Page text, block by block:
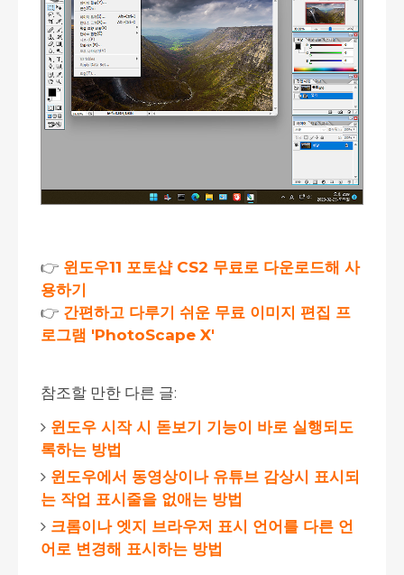
👉 윈도우11 포토샵 CS2 무료로 다운로드해 사
용하기
👉 간편하고 다루기 쉬운 무료 이미지 편집 프
로그램 'PhotoScape X'
참조할 만한 다른 글:
윈도우 시작 시 돋보기 기능이 바로 실행되도
록하는 방법
윈도우에서 동영상이나 유튜브 감상시 표시되
는 작업 표시줄을 없애는 방법
크롬이나 엣지 브라우저 표시 언어를 다른 언
어로 변경해 표시하는 방법